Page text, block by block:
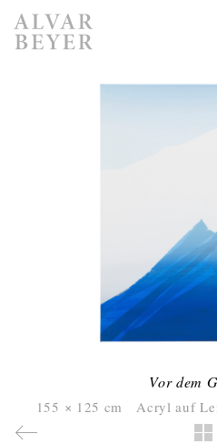
Vor dem
155 × 125 cm Acryl auf